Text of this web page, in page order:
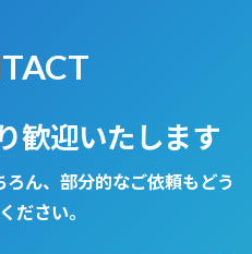
歓迎いたします
ん、部分的なご依頼もどう
ださい。